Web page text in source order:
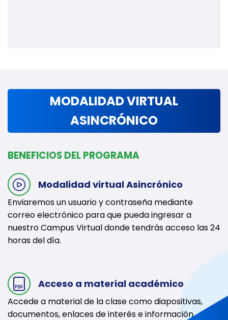
MODALIDAD VIRTUAL
ASINCRÓNICO
BENEFICIOS DEL PROGRAMA
Modalidad virtual Asincrónico
Enviaremos un usuario y contraseña mediante
correo electrónico para que pueda ingresar a
nuestro Campus Virtual donde tendrás acceso las 24
horas del día.
Acceso a material académico
Accede a material de la clase como diapositivas,
documentos, enlaces de interés e información